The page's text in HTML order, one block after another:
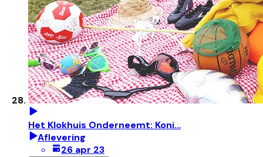
Het Klokhuis Onderneemt: Koni…
Aflevering
26 apr 23